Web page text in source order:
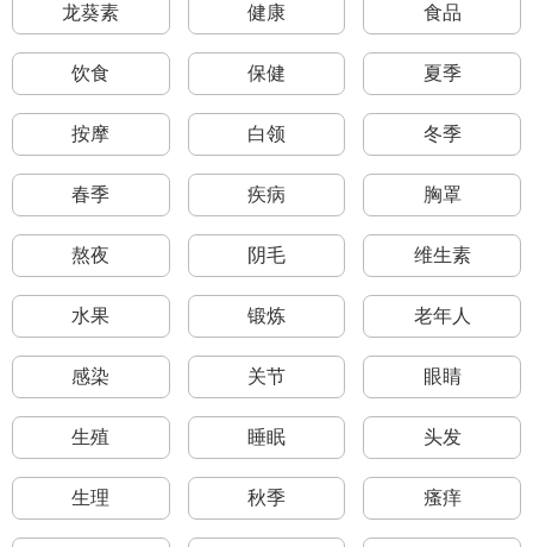
龙葵素 健康 食品
饮食 保健 夏季
按摩 白领 冬季
春季 疾病 胸罩
熬夜 阴毛 维生素
水果 锻炼 老年人
感染 关节 眼睛
生殖 睡眠 头发
生理 秋季 瘙痒